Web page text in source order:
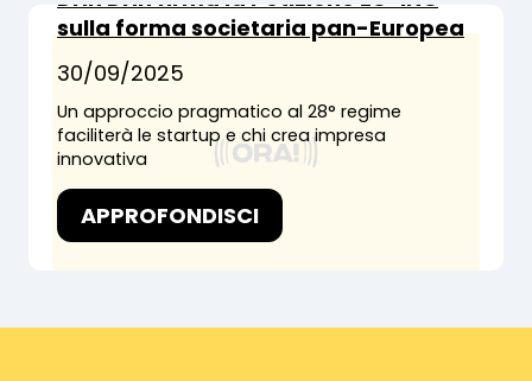
sulla forma societaria pan-Europea
30/09/2025
Un approccio pragmatico al 28° regime
faciliterà le startup e chi crea impresa
innovativa
APPROFONDISCI